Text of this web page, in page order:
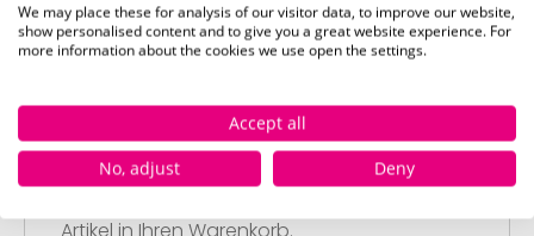
Schritt 1:
Wählen Sie Ihre gewünschten
Werbeartikel aus und passen Sie diese
nach Ihren Vorstellungen an.
Artikel in Ihren Warenkorb.
We may place these for analysis of our visitor data, to improve our website,
show personalised content and to give you a great website experience. For
more information about the cookies we use open the settings.
Accept all
No, adjust
Deny